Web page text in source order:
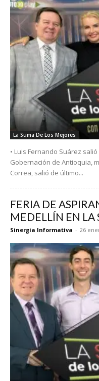
La Suma De Los Mejores
• Luis Fernando Suárez
Gobernación de Antioquia,
Correa, salió de último...
FERIA DE
MEDELLÍN EN LA
Sinergia Informativa - 26